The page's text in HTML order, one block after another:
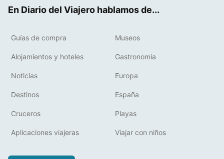
En Diario del Viajero hablamos de...
Guías de compra Museos
Alojamientos y hoteles Gastronomía
Noticias Europa
Destinos España
Cruceros Playas
Aplicaciones viajeras Viajar con niños